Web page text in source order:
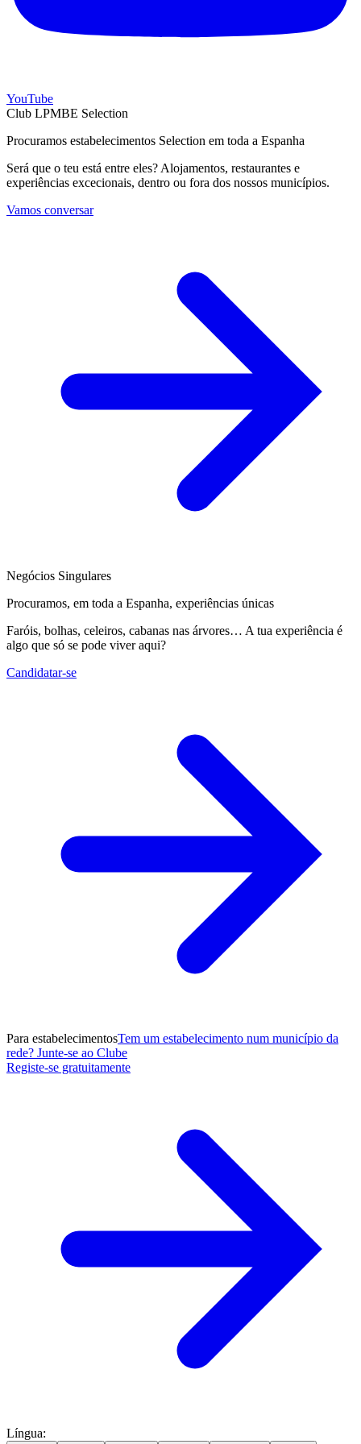
YouTube
Club LPMBE Selection
Procuramos estabelecimentos Selection em toda a Espanha
Será que o teu está entre eles? Alojamentos, restaurantes e
experiências excecionais, dentro ou fora dos nossos municípios.
Vamos conversar
Negócios Singulares
Procuramos, em toda a Espanha, experiências únicas
Faróis, bolhas, celeiros, cabanas nas árvores… A tua experiência é
algo que só se pode viver aqui?
Candidatar-se
Para estabelecimentosTem um estabelecimento num município da
rede? Junte-se ao Clube
Registe-se gratuitamente
Língua: